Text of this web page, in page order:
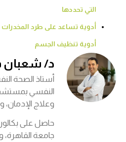
التي تحددها
أدوية تساعد على طرد
أدوية تنظيف الجسم
د/
أستاذ الصحة
النفسي
وعلاج الإدمان،
حاصل على
جامعة